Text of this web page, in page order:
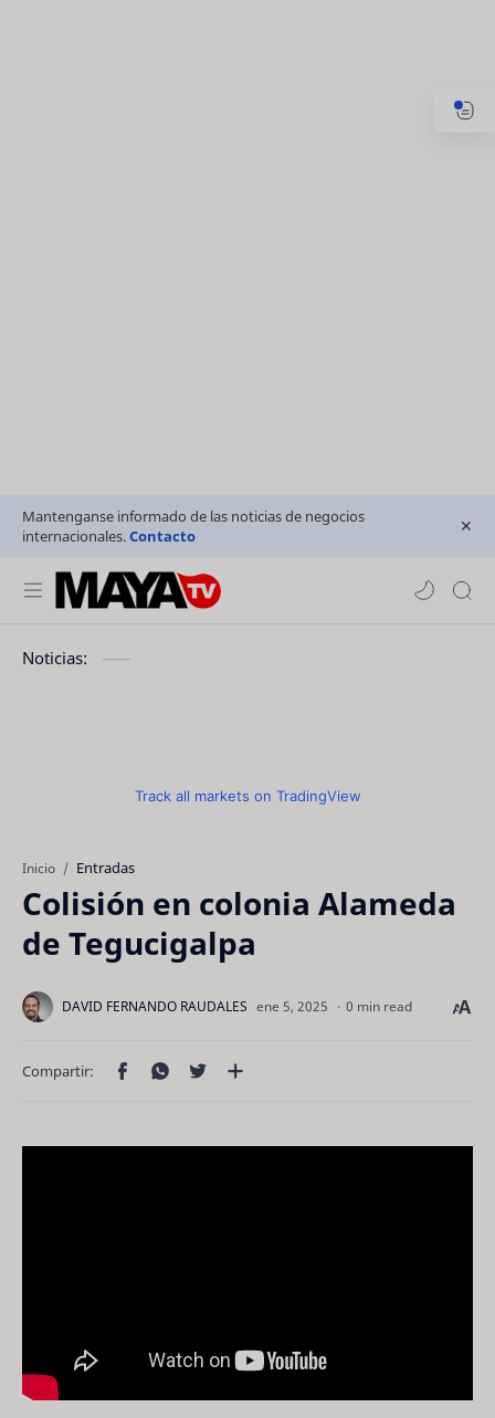
Mantenganse informado de las noticias de negocios
internacionales.Contacto
Noticias:
Track all markets on TradingView
Inicio Entradas
Colisión en colonia Alameda
de Tegucigalpa
0 min read